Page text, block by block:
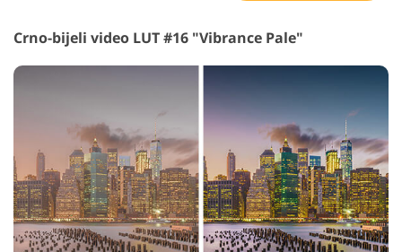
Crno-bijeli video LUT #16 "Vibrance Pale"